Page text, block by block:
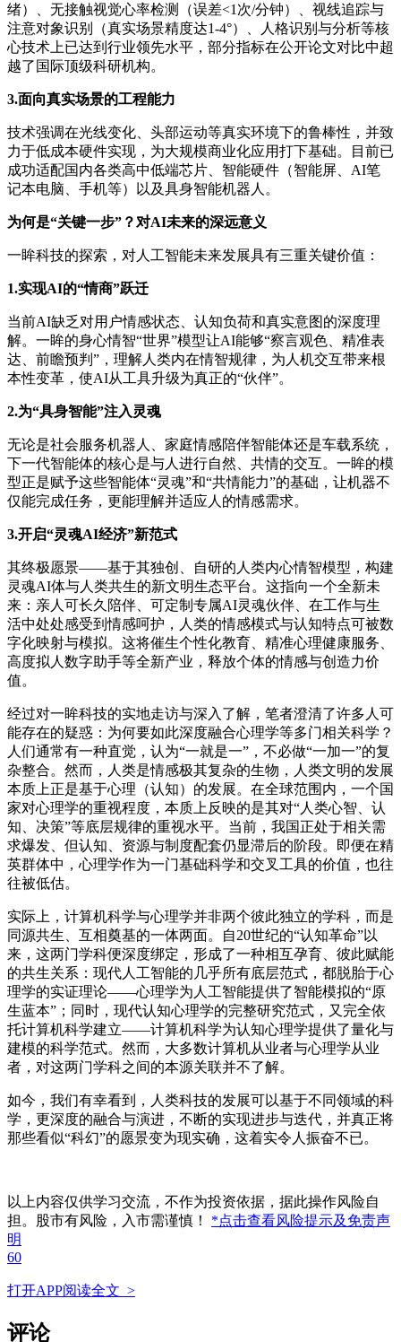
绪）、无接触视觉心率检测（误差<1次/分钟）、视线追踪与
注意对象识别（真实场景精度达1-4°）、人格识别与分析等核
心技术上已达到行业领先水平，部分指标在公开论文对比中超
越了国际顶级科研机构。
3.面向真实场景的工程能力
技术强调在光线变化、头部运动等真实环境下的鲁棒性，并致
力于低成本硬件实现，为大规模商业化应用打下基础。目前已
成功适配国内各类高中低端芯片、智能硬件（智能屏、AI笔
记本电脑、手机等）以及具身智能机器人。
为何是“关键一步”？对AI未来的深远意义
一眸科技的探索，对人工智能未来发展具有三重关键价值：
1.实现AI的“情商”跃迁
当前AI缺乏对用户情感状态、认知负荷和真实意图的深度理
解。一眸的身心情智“世界”模型让AI能够“察言观色、精准表
达、前瞻预判”，理解人类内在情智规律，为人机交互带来根
本性变革，使AI从工具升级为真正的“伙伴”。
2.为“具身智能”注入灵魂
无论是社会服务机器人、家庭情感陪伴智能体还是车载系统，
下一代智能体的核心是与人进行自然、共情的交互。一眸的模
型正是赋予这些智能体“灵魂”和“共情能力”的基础，让机器不
仅能完成任务，更能理解并适应人的情感需求。
3.开启“灵魂AI经济”新范式
其终极愿景——基于其独创、自研的人类内心情智模型，构建
灵魂AI体与人类共生的新文明生态平台。这指向一个全新未
来：亲人可长久陪伴、可定制专属AI灵魂伙伴、在工作与生
活中处处感受到情感呵护，人类的情感模式与认知特点可被数
字化映射与模拟。这将催生个性化教育、精准心理健康服务、
高度拟人数字助手等全新产业，释放个体的情感与创造力价
值。
经过对一眸科技的实地走访与深入了解，笔者澄清了许多人可
能存在的疑惑：为何要如此深度融合心理学等多门相关科学？
人们通常有一种直觉，认为“一就是一”，不必做“一加一”的复
杂整合。然而，人类是情感极其复杂的生物，人类文明的发展
本质上正是基于心理（认知）的发展。在全球范围内，一个国
家对心理学的重视程度，本质上反映的是其对“人类心智、认
知、决策”等底层规律的重视水平。当前，我国正处于相关需
求爆发、但认知、资源与制度配套仍显滞后的阶段。即便在精
英群体中，心理学作为一门基础科学和交叉工具的价值，也往
往被低估。
实际上，计算机科学与心理学并非两个彼此独立的学科，而是
同源共生、互相奠基的一体两面。自20世纪的“认知革命”以
来，这两门学科便深度绑定，形成了一种相互孕育、彼此赋能
的共生关系：现代人工智能的几乎所有底层范式，都脱胎于心
理学的实证理论——心理学为人工智能提供了智能模拟的“原
生蓝本”；同时，现代认知心理学的完整研究范式，又完全依
托计算机科学建立——计算机科学为认知心理学提供了量化与
建模的科学范式。然而，大多数计算机从业者与心理学从业
者，对这两门学科之间的本源关联并不了解。
如今，我们有幸看到，人类科技的发展可以基于不同领域的科
学，更深度的融合与演进，不断的实现进步与迭代，并真正将
那些看似“科幻”的愿景变为现实确，这着实令人振奋不已。
以上内容仅供学习交流，不作为投资依据，据此操作风险自
担。股市有风险，入市需谨慎！ *点击查看风险提示及免责声
明
60
打开APP阅读全文 >
评论